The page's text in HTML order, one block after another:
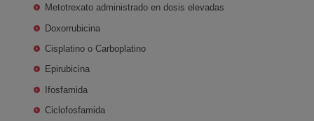
Metotrexato administrado en dosis elevadas
Doxorrubicina
Cisplatino o Carboplatino
Epirubicina
Ifosfamida
Ciclofosfamida